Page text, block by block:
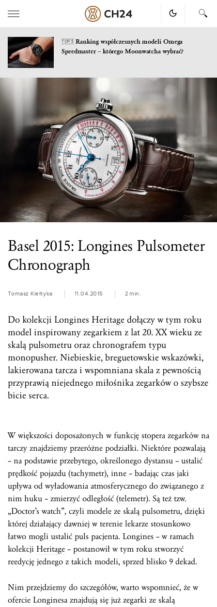
content
TOP 5Ranking współczesnych modeli Omega
Speedmaster – którego Moonwatcha wybrać?
Basel 2015: Longines Pulsometer
Chronograph
Tomasz Kiełtyka 11.04.2015 2 min.
Do kolekcji Longines Heritage dołączy w tym roku
model inspirowany zegarkiem z lat 20. XX wieku ze
skalą pulsometru oraz chronografem typu
monopusher. Niebieskie, breguetowskie wskazówki,
lakierowana tarcza i wspomniana skala z pewnością
przyprawią niejednego miłośnika zegarków o szybsze
bicie serca.
W większości doposażonych w funkcję stopera zegarków na
tarczy znajdziemy przeróżne podziałki. Niektóre pozwalają
– na podstawie przebytego, określonego dystansu – ustalić
prędkość pojazdu (tachymetr), inne – badając czas jaki
upływa od wyładowania atmosferycznego do związanego z
nim huku – zmierzyć odległość (telemetr). Są też tzw.
„Doctor’s watch”, czyli modele ze skalą pulsometru, dzięki
której działający dawniej w terenie lekarze stosunkowo
łatwo mogli ustalić puls pacjenta. Longines – w ramach
kolekcji Heritage – postanowił w tym roku stworzyć
reedycję jednego z takich modeli, sprzed blisko 9 dekad.
Nim przejdziemy do szczegółów, warto wspomnieć, że w
ofercie Longinesa znajdują się już zegarki ze skalą